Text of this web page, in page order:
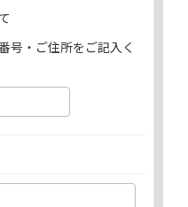
号・ご住所をご記入く